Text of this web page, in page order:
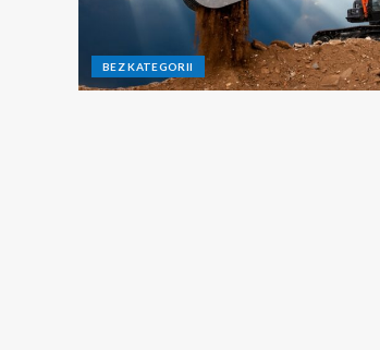
BEZ KATEGORII